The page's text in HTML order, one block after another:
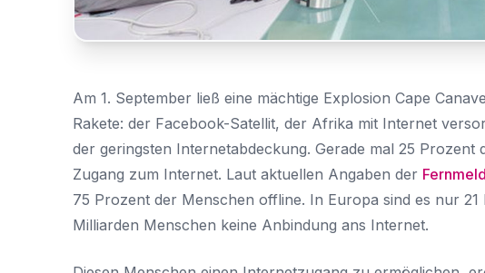
Am 1. September ließ eine mächtige Explosion Cape
Rakete: der Facebook-Satellit, der Afrika mit Internet
der geringsten Internetabdeckung. Gerade mal 25
Zugang zum Internet. Laut aktuellen Angaben der
75 Prozent der Menschen offline. In Europa sind es nur
Milliarden Menschen keine Anbindung ans Internet.